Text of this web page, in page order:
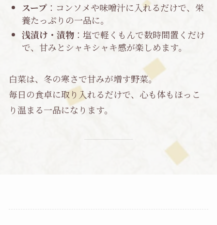
スープ：コンソメや味噌汁に入れるだけで、栄
養たっぷりの一品に。
浅漬け・漬物：塩で軽くもんで数時間置くだけ
で、甘みとシャキシャキ感が楽しめます。
白菜は、冬の寒さで甘みが増す野菜。
毎日の食卓に取り入れるだけで、心も体もほっこ
り温まる一品になります。